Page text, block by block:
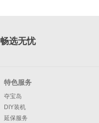
选无忧
特色服务
夺宝岛
DIY装机
延保服务